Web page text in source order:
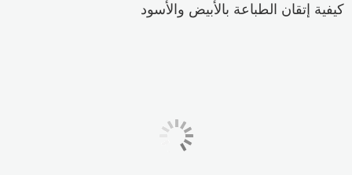
كيفية إتقان الطباعة بالأبيض والأسود